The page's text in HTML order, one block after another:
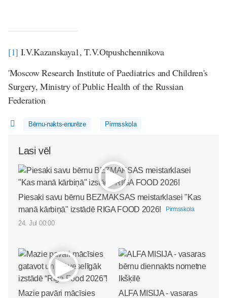
[1] I.V.Kazanskaya1, T.V.Otpushchennikova
'Moscow Research Institute of Paediatrics and Children's
Surgery, Ministry of Public Health of the Russian
Federation
Bērnu-nakts-enurēze Pirmsskola
Lasi vēl
Piesaki savu bērnu BEZMAKSAS meistarklasei "Kas
manā kārbiņā" izstādē RIGA FOOD 2026!
Pirmsskola
24. Jul 00:00
Mazie pavāri mācīsies
ALFA MISIJA - vasaras